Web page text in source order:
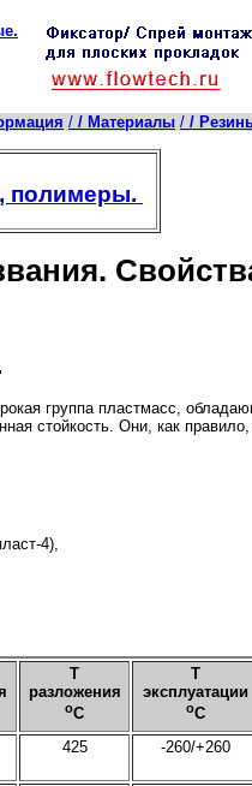
/ / Материалы / /
полимеры.
группа пластмасс,
стойкость. Они, как
4),
Т
разложения
оС
Т
эксплуатации
оС
425 -260/+260